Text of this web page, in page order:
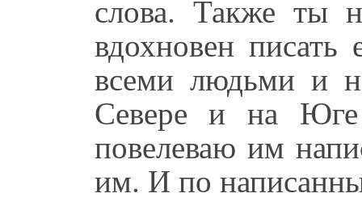
слова. Также ты
вдохновен
всеми людьми и
Севере и на
повелеваю им
им. И по